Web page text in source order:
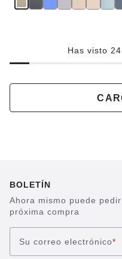
Has visto
BOLETÍN
Ahora mismo puede
próxima compra
Su correo electrónico*